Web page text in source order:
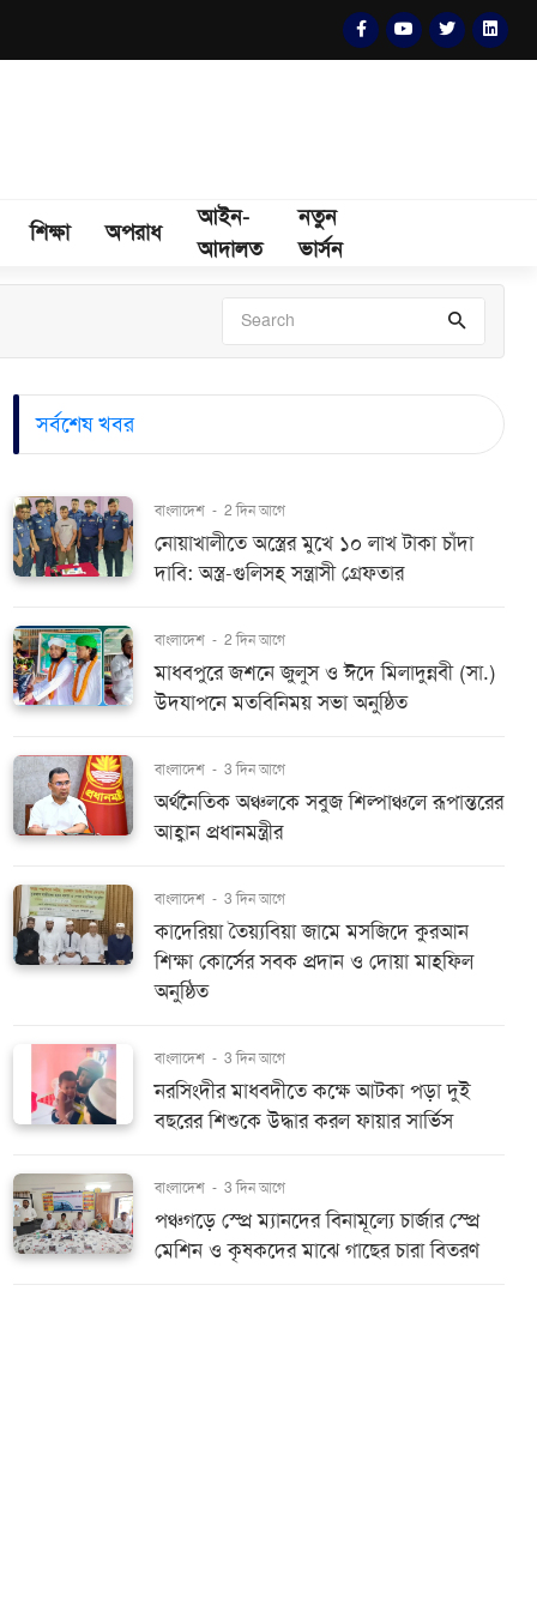
শিক্ষা অপরাধ
আইন-
আদালত
নতুন
ভার্সন
সর্বশেষ খবর
বাংলাদেশ - 2 দিন আগে
নোয়াখালীতে অস্ত্রের মুখে ১০ লাখ টাকা চাঁদা
দাবি: অস্ত্র-গুলিসহ সন্ত্রাসী গ্রেফতার
বাংলাদেশ - 2 দিন আগে
মাধবপুরে জশনে জুলুস ও ঈদে মিলাদুন্নবী (সা.)
উদযাপনে মতবিনিময় সভা অনুষ্ঠিত
বাংলাদেশ - 3 দিন আগে
অর্থনৈতিক অঞ্চলকে সবুজ শিল্পাঞ্চলে রূপান্তরের
আহ্বান প্রধানমন্ত্রীর
বাংলাদেশ - 3 দিন আগে
কাদেরিয়া তৈয়্যবিয়া জামে মসজিদে কুরআন
শিক্ষা কোর্সের সবক প্রদান ও দোয়া মাহফিল
অনুষ্ঠিত
বাংলাদেশ - 3 দিন আগে
নরসিংদীর মাধবদীতে কক্ষে আটকা পড়া দুই
বছরের শিশুকে উদ্ধার করল ফায়ার সার্ভিস
বাংলাদেশ - 3 দিন আগে
পঞ্চগড়ে স্প্রে ম্যানদের বিনামূল্যে চার্জার স্প্রে
মেশিন ও কৃষকদের মাঝে গাছের চারা বিতরণ